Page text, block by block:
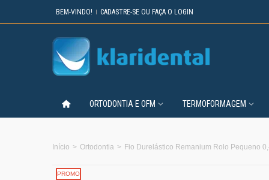
BEM-VINDO! CADASTRE-SE OU FAÇA O LOGIN
ORTODONTIA E OFM TERMOFORMAGEM
Início > Ortodontia > Fio Durelástico Remanium Rolo Pequeno
PROMO